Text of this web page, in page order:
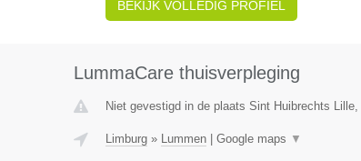
BEKIJK VOLLEDIG PROFIEL
LummaCare thuisverpleging
Niet gevestigd in de plaats Sint Huibrechts
Limburg» Lummen| Google maps ▼